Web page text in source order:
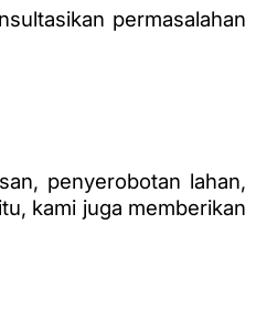
permasalahan
penyerobotan lahan,
kami juga memberikan